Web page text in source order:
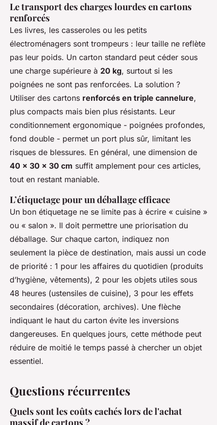
Le transport des charges lourdes en cartons
renforcés
Les livres, les casseroles ou les petits
électroménagers sont trompeurs : leur taille ne reflète
pas leur poids. Un carton standard peut céder sous
une charge supérieure à 20 kg, surtout si les
poignées ne sont pas renforcées. La solution ?
Utiliser des cartons renforcés en triple cannelure,
plus compacts mais bien plus résistants. Leur
conditionnement ergonomique - poignées profondes,
fond double - permet un port plus sûr, limitant les
risques de blessures. En général, une dimension de
40 x 30 x 30 cm suffit amplement pour ces articles,
tout en restant maniable.
L’étiquetage pour un déballage efficace
Un bon étiquetage ne se limite pas à écrire « cuisine »
ou « salon ». Il doit permettre une priorisation du
déballage. Sur chaque carton, indiquez non
seulement la pièce de destination, mais aussi un code
de priorité : 1 pour les affaires du quotidien (produits
d’hygiène, vêtements), 2 pour les objets utiles sous
48 heures (ustensiles de cuisine), 3 pour les effets
secondaires (décoration, archives). Une flèche
indiquant le haut du carton évite les inversions
dangereuses. En quelques jours, cette méthode peut
réduire de moitié le temps passé à chercher un objet
essentiel.
Questions récurrentes
Quels sont les coûts cachés lors de l'achat
massif de cartons ?